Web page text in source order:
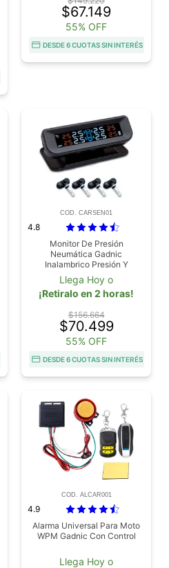
$67.149
55% OFF
DESDE 6 CUOTAS SIN INTERÉS
COD. CARSEN01
4.8
Monitor De Presión
Neumática Gadnic
Inalambrico Presión Y
Temperatura
Llega Hoy o
¡Retiralo en 2 horas!
$156.664
$70.499
55% OFF
DESDE 6 CUOTAS SIN INTERÉS
COD. ALCAR001
4.9
Alarma Universal Para Moto
WPM Gadnic Con Control
Llega Hoy o